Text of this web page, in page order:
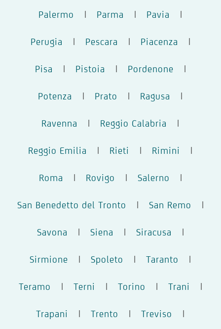
Palermo | Parma | Pavia |
Perugia | Pescara | Piacenza |
Pisa | Pistoia | Pordenone |
Potenza | Prato | Ragusa |
Ravenna | Reggio Calabria |
Reggio Emilia | Rieti | Rimini |
Roma | Rovigo | Salerno |
San Benedetto del Tronto | San Remo |
Savona | Siena | Siracusa |
Sirmione | Spoleto | Taranto |
Teramo | Terni | Torino | Trani |
Trapani | Trento | Treviso |